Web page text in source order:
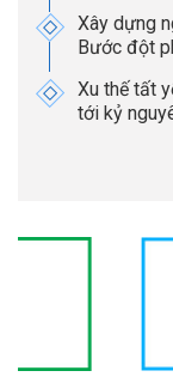
Xây dựng
Bước đột
Xu thế tất
tới kỷ